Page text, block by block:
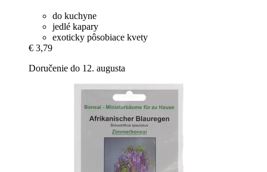
do kuchyne
jedlé kapary
exoticky pôsobiace kvety
€ 3,79
Doručenie do 12. augusta